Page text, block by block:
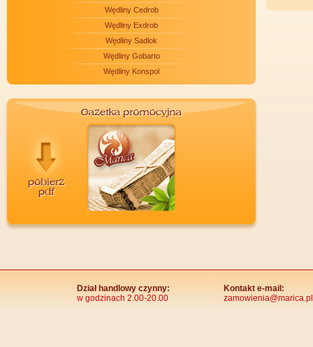
Wędliny Cedrob
Wędliny Exdrob
Wędliny Sadlok
Wędliny Gobarto
Wędliny Konspol
Dział handlowy czynny:
w godzinach 2.00-20.00
Kontakt e-mail:
zamowienia@marica.pl